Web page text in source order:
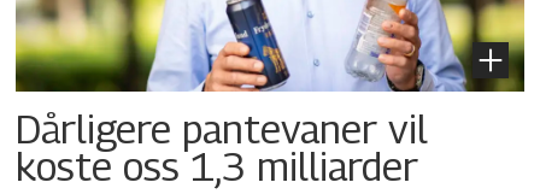
Dårligere pantevaner vil
koste oss 1,3 milliarder